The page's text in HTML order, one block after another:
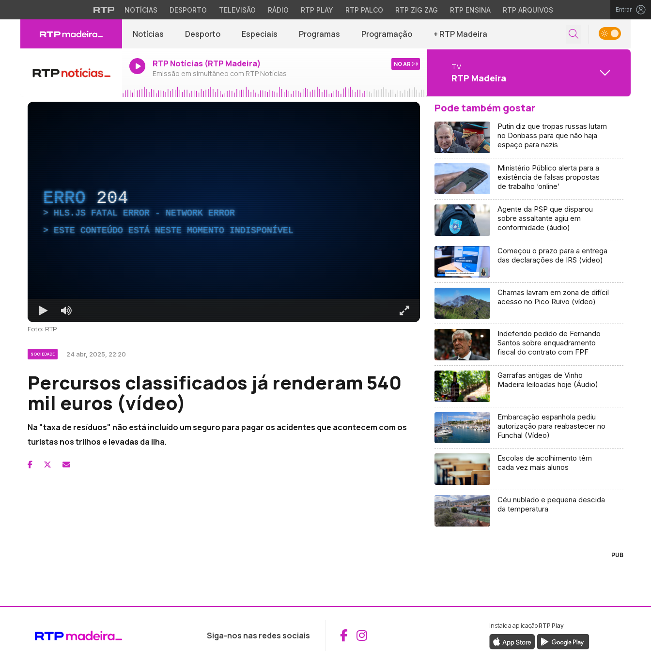
NOTÍCIAS DESPORTO TELEVISÃO RÁDIO RTP PLAY RTP PALCO RTP ZIG ZAG RTP ENSINA RTP ARQUIVOS Entrar
Notícias Desporto Especiais Programas Programação + RTP Madeira
RTP Notícias (RTP Madeira)
Emissão em simultâneo com RTP Notícias
NO AR TV
RTP Madeira
ERRO 204
HLS.JS FATAL ERROR - NETWORK ERROR
ESTE CONTEÚDO ESTÁ NESTE MOMENTO INDISPONÍVEL
Foto: RTP
SOCIEDADE 24 abr, 2025, 22:20
Percursos classificados já renderam 540
mil euros (vídeo)
Na "taxa de resíduos" não está incluído um seguro para pagar os acidentes que acontecem com os
turistas nos trilhos e levadas da ilha.
Pode também gostar
Putin diz que tropas russas lutam
no Donbass para que não haja
espaço para nazis
Ministério Público alerta para a
existência de falsas propostas
de trabalho ‘online’
Agente da PSP que disparou
sobre assaltante agiu em
conformidade (áudio)
Começou o prazo para a entrega
das declarações de IRS (vídeo)
Chamas lavram em zona de difícil
acesso no Pico Ruivo (vídeo)
Indeferido pedido de Fernando
Santos sobre enquadramento
fiscal do contrato com FPF
Garrafas antigas de Vinho
Madeira leiloadas hoje (Áudio)
Embarcação espanhola pediu
autorização para reabastecer no
Funchal (Vídeo)
Escolas de acolhimento têm
cada vez mais alunos
Céu nublado e pequena descida
da temperatura
PUB
Siga-nos nas redes sociais Aceder ao Facebook da RTP Madeira
Aceder ao Instagram da RTP Madeira
Instale a aplicaçãoRTP Play